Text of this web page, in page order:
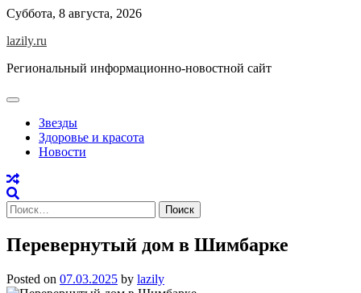
Skip
content
Суббота, 8 августа, 2026
lazily.ru
Региональный информационно-новостной сайт
Звезды
Здоровье и красота
Новости
Найти:
Перевернутый дом в Шимбарке
Posted on 07.03.2025 by lazily